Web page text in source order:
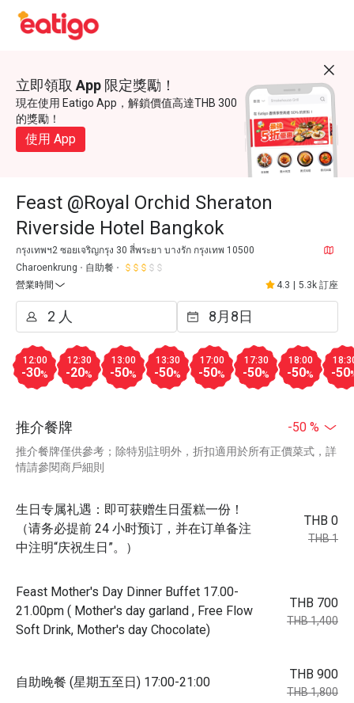
立即領取 App 限定獎勵！
現在使用 Eatigo App，解鎖價值高達THB 300
的獎勵！
使用 App
Feast @Royal Orchid Sheraton
Riverside Hotel Bangkok
กรุงเทพฯ2 ซอยเจริญกรุง 30 สี่พระยา บางรัก กรุงเทพ 10500
Charoenkrung
自助餐
營業時間
4.3 5.3k 訂座
12:00
-30%
12:30
-20%
13:00
-50%
13:30
-50%
17:00
-50%
17:30
-50%
18:00
-50% -50
推介餐牌 -50 %
推介餐牌僅供參考；除特別註明外，折扣適用於所有正價菜式，詳
情請參閱商戶細則
生日专属礼遇：即可获赠生日蛋糕一份！
（请务必提前 24 小时预订，并在订单备注
中注明“庆祝生日”。）
THB 0
THB 1
Feast Mother's Day Dinner Buffet 17.00-
21.00pm ( Mother's day garland , Free Flow
Soft Drink, Mother's day Chocolate)
THB 700
THB 1,400
自助晚餐 (星期五至日) 17:00-21:00
THB 900
THB 1,800